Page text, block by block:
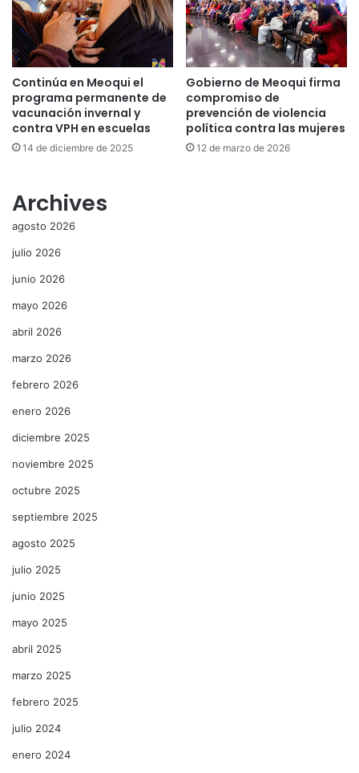
Continúa en Meoqui el
programa permanente de
vacunación invernal y
contra VPH en escuelas
14 de diciembre de 2025
Gobierno de Meoqui firma
compromiso de
prevención de violencia
política contra las mujeres
12 de marzo de 2026
Archives
agosto 2026
julio 2026
junio 2026
mayo 2026
abril 2026
marzo 2026
febrero 2026
enero 2026
diciembre 2025
noviembre 2025
octubre 2025
septiembre 2025
agosto 2025
julio 2025
junio 2025
mayo 2025
abril 2025
marzo 2025
febrero 2025
julio 2024
enero 2024